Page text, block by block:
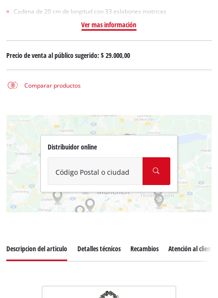
Cadena de 20 cm de longitud con 33 eslabones motrices
Ver mas información
Precio de venta al público sugerido:$ 29.000,00
Comparar productos
Distribuidor online
Código Postal o ciudad
Descripcion del articulo Detalles técnicos Recambios Atención al cliente